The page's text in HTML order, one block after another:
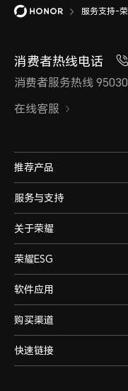
服务支持-
消费者热线电话
消费者服务热线 95030
在线客服
推荐产品
服务与支持
关于荣耀
荣耀ESG
软件应用
购买渠道
快速链接